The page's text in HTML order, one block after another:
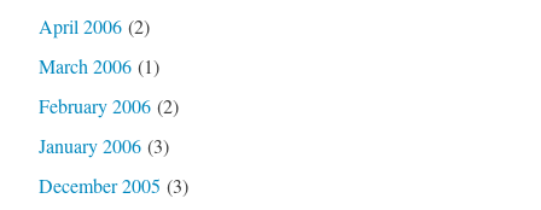
April 2006(2)
March 2006(1)
February 2006(2)
January 2006(3)
December 2005 (3)